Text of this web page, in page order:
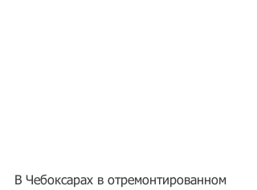
В Чебоксарах в отремонтированном